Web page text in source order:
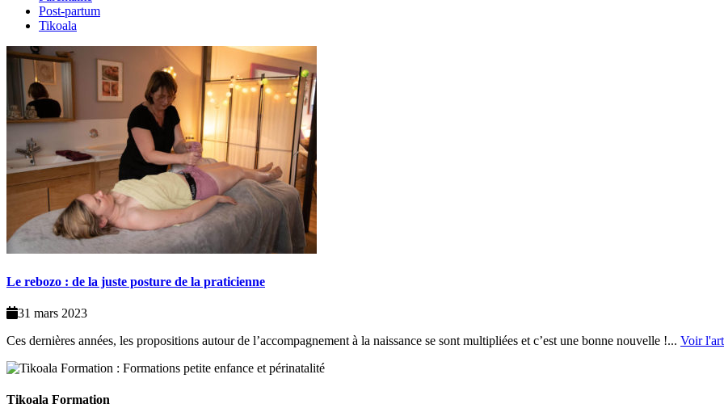
Post-partum
Tikoala
Le rebozo : de la juste posture de la praticienne
31 mars 2023
Ces dernières années, les propositions autour de l’accompagnement à la naissance se sont multipliées et c’est une bonne nouvelle !... Voir
Tikoala Formation